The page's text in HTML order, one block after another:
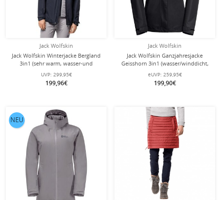
Jack Wolfskin
Jack Wolfskin Winterjacke Bergland
3in1 (sehr warm, wasser-und
winddicht) graphitgrau Damen
UVP: 299,95€
199,96€
Jack Wolfskin
Jack Wolfskin Ganzjahresjacke
Geisshorn 3in1 (wasser/winddicht,
atmungsaktiv, warm) schwarz
Damen
eUVP: 259,95€
199,90€
NEU